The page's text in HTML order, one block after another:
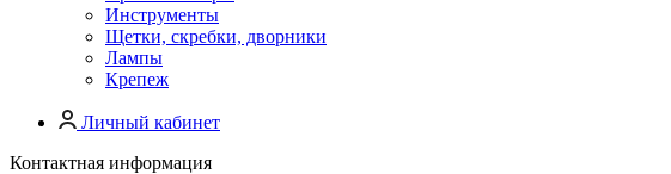
Инструменты
Щетки, скребки, дворники
Лампы
Крепеж
Личный кабинет
Контактная информация